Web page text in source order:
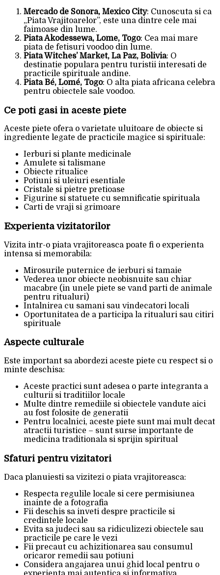
Mercado de Sonora, Mexico City: Cunoscuta si ca
„Piata Vrajitoarelor”, este una dintre cele mai
faimoase din lume.
Piata Akodessewa, Lome, Togo: Cea mai mare
piata de fetisuri voodoo din lume.
Piata Witches’ Market, La Paz, Bolivia: O
destinatie populara pentru turistii interesati de
practicile spirituale andine.
Piata Bé, Lomé, Togo: O alta piata africana celebra
pentru obiectele sale voodoo.
Ce poti gasi in aceste piete
Aceste piete ofera o varietate uluitoare de obiecte si
ingrediente legate de practicile magice si spirituale:
Ierburi si plante medicinale
Amulete si talismane
Obiecte ritualice
Potiuni si uleiuri esentiale
Cristale si pietre pretioase
Figurine si statuete cu semnificatie spirituala
Carti de vraji si grimoare
Experienta vizitatorilor
Vizita intr-o piata vrajitoreasca poate fi o experienta
intensa si memorabila:
Mirosurile puternice de ierburi si tamaie
Vederea unor obiecte neobisnuite sau chiar
macabre (in unele piete se vand parti de animale
pentru ritualuri)
Intalnirea cu samani sau vindecatori locali
Oportunitatea de a participa la ritualuri sau citiri
spirituale
Aspecte culturale
Este important sa abordezi aceste piete cu respect si o
minte deschisa:
Aceste practici sunt adesea o parte integranta a
culturii si traditiilor locale
Multe dintre remediile si obiectele vandute aici
au fost folosite de generatii
Pentru localnici, aceste piete sunt mai mult decat
atractii turistice – sunt surse importante de
medicina traditionala si sprijin spiritual
Sfaturi pentru vizitatori
Daca planuiesti sa vizitezi o piata vrajitoreasca:
Respecta regulile locale si cere permisiunea
inainte de a fotografia
Fii deschis sa inveti despre practicile si
credintele locale
Evita sa judeci sau sa ridiculizezi obiectele sau
practicile pe care le vezi
Fii precaut cu achizitionarea sau consumul
oricaror remedii sau potiuni
Considera angajarea unui ghid local pentru o